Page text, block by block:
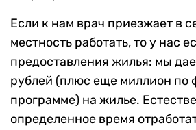
Если к нам врач приезжает в
местность работать, то у нас
предоставления жилья: мы
рублей (плюс еще миллион по
программе) на жилье.
определенное время